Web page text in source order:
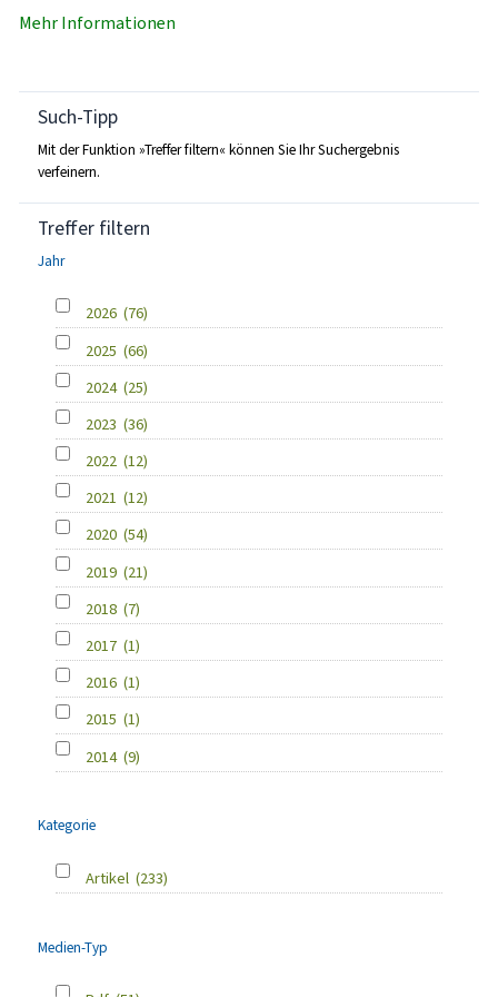
Mehr Informationen
Such-Tipp
Mit der Funktion »Treffer filtern« können Sie Ihr Suchergebnis
verfeinern.
Treffer filtern
Jahr
2026 (76)
2025 (66)
2024 (25)
2023 (36)
2022 (12)
2021 (12)
2020 (54)
2019 (21)
2018 (7)
2017 (1)
2016 (1)
2015 (1)
2014 (9)
Kategorie
Artikel (233)
Medien-Typ